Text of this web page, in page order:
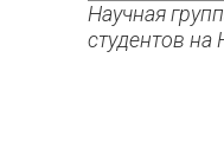
Научная
студентов